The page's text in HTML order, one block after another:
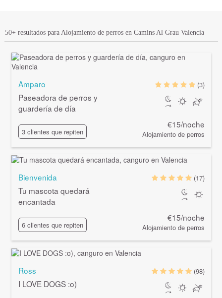
50+ resultados para Alojamiento de perros en Camins Al Grau Valencia
Amparo
Paseadora de perros y
guardería de día
3 clientes que repiten
(3)
€15/noche
Alojamiento de perros
Bienvenida
Tu mascota quedará
encantada
6 clientes que repiten
(17)
€15/noche
Alojamiento de perros
Ross
I LOVE DOGS :o)
(98)